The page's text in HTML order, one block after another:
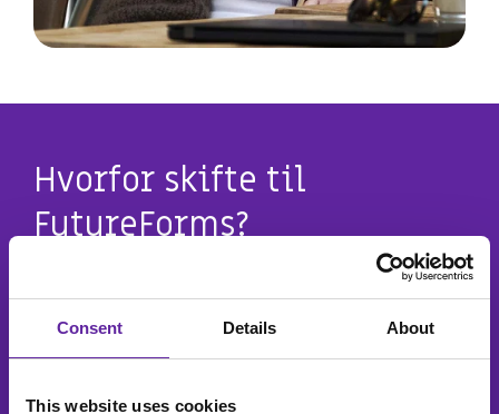
Consent Details About
This website uses cookies
Hvorfor skifte til
FutureForms?
Flere tendenser peger i disse år væk fra Legacy
systemer og mod Open Source:
#1